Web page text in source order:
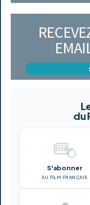
du
S'abonner
AU FILM FRANÇAIS